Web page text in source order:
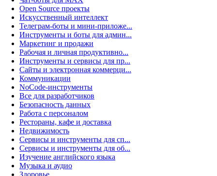
Open Source проекты
Искусственный интеллект
Телеграм-боты и мини-приложе...
Инструменты и боты для админ...
Маркетинг и продажи
Рабочая и личная продуктивно...
Инструменты и сервисы для пр...
Сайты и электронная коммерци...
Коммуникации
NoCode-инструменты
Все для разработчиков
Безопасность данных
Работа с персоналом
Рестораны, кафе и доставка
Недвижимость
Сервисы и инструменты для сп...
Сервисы и инструменты для об...
Изучение английского языка
Музыка и аудио